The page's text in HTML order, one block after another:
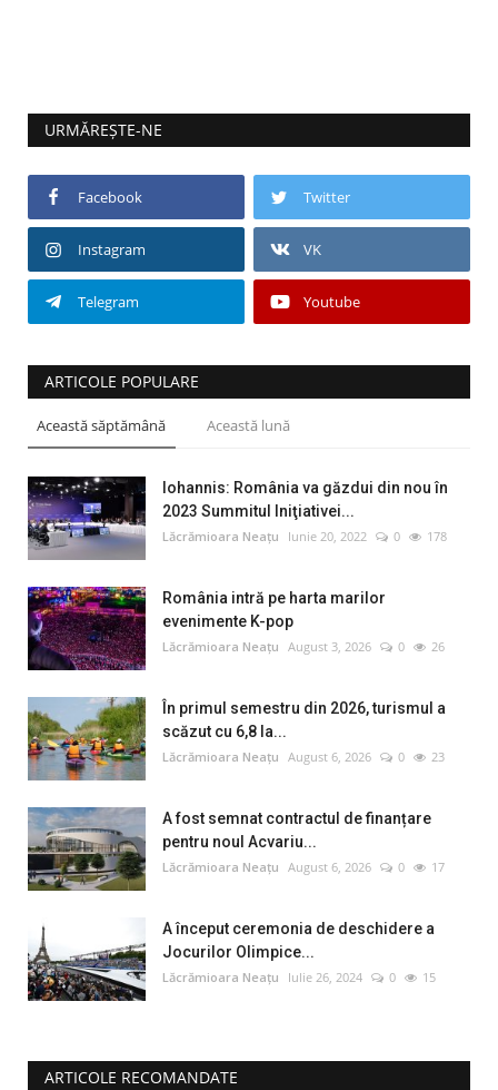
URMĂREȘTE-NE
Facebook Twitter
Instagram VK
Telegram Youtube
ARTICOLE POPULARE
Această săptămână Această lună
Iohannis: România va găzdui din nou în
2023 Summitul Iniţiativei...
Lăcrămioara Neațu Iunie 20, 2022 0 178
România intră pe harta marilor
evenimente K-pop
Lăcrămioara Neațu August 3, 2026 0 26
În primul semestru din 2026, turismul a
scăzut cu 6,8 la...
Lăcrămioara Neațu August 6, 2026 0 23
A fost semnat contractul de finanțare
pentru noul Acvariu...
Lăcrămioara Neațu August 6, 2026 0 17
A început ceremonia de deschidere a
Jocurilor Olimpice...
Lăcrămioara Neațu Iulie 26, 2024 0 15
ARTICOLE RECOMANDATE